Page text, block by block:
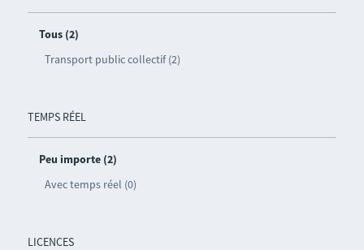
Tous (2)
Transport public collectif (2)
TEMPS RÉEL
Peu importe (2)
Avec temps réel (0)
LICENCES